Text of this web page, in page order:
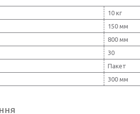
10 кг
150 мм
800 мм
30
Пакет
300 мм